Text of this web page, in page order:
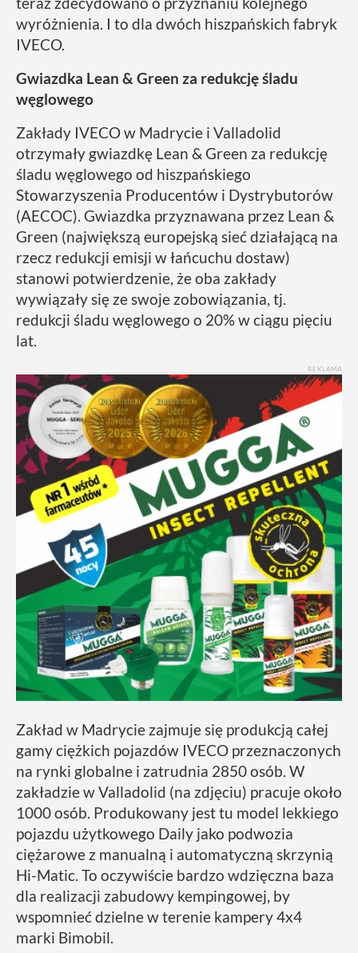
wyróżnienia. I to dla dwóch hiszpańskich fabryk
IVECO.
Gwiazdka Lean & Green za redukcję śladu
węglowego
Zakłady IVECO w Madrycie i Valladolid
otrzymały gwiazdkę Lean & Green za redukcję
śladu węglowego od hiszpańskiego
Stowarzyszenia Producentów i Dystrybutorów
(AECOC). Gwiazdka przyznawana przez Lean &
Green (największą europejską sieć działającą na
rzecz redukcji emisji w łańcuchu dostaw)
stanowi potwierdzenie, że oba zakłady
wywiązały się ze swoje zobowiązania, tj.
redukcji śladu węglowego o 20% w ciągu pięciu
lat.
REKLAMA
Zakład w Madrycie zajmuje się produkcją całej
gamy ciężkich pojazdów IVECO przeznaczonych
na rynki globalne i zatrudnia 2850 osób. W
zakładzie w Valladolid (na zdjęciu) pracuje około
1000 osób. Produkowany jest tu model lekkiego
pojazdu użytkowego Daily jako podwozia
ciężarowe z manualną i automatyczną skrzynią
Hi-Matic. To oczywiście bardzo wdzięczna baza
dla realizacji zabudowy kempingowej, by
wspomnieć dzielne w terenie kampery 4x4
marki Bimobil.